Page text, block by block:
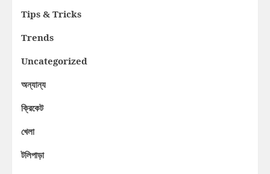
Tips & Tricks
Trends
Uncategorized
অন্যান্য
ক্রিকেট
খেলা
টলিপাড়া